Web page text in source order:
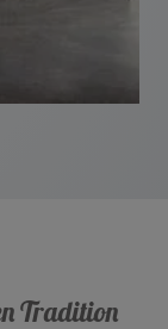
Tradition